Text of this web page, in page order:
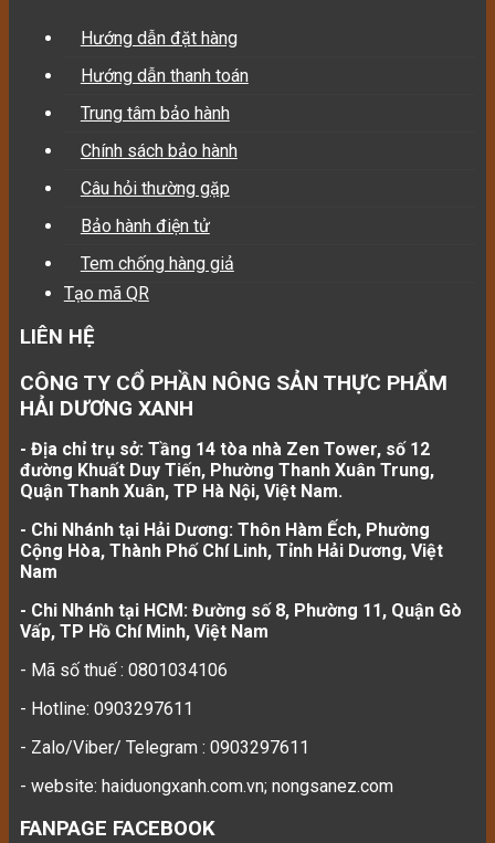
Hướng dẫn đặt hàng
Hướng dẫn thanh toán
Trung tâm bảo hành
Chính sách bảo hành
Câu hỏi thường gặp
Bảo hành điện tử
Tem chống hàng giả
Tạo mã QR
LIÊN HỆ
CÔNG TY CỔ PHẦN NÔNG SẢN THỰC PHẨM
HẢI DƯƠNG XANH
- Địa chỉ trụ sở: Tầng 14 tòa nhà Zen Tower, số 12
đường Khuất Duy Tiến, Phường Thanh Xuân Trung,
Quận Thanh Xuân, TP Hà Nội, Việt Nam.
- Chi Nhánh tại Hải Dương: Thôn Hàm Ếch, Phường
Cộng Hòa, Thành Phố Chí Linh, Tỉnh Hải Dương, Việt
Nam
- Chi Nhánh tại HCM: Đường số 8, Phường 11, Quận Gò
Vấp, TP Hồ Chí Minh, Việt Nam
- Mã số thuế : 0801034106
- Hotline: 0903297611
- Zalo/Viber/ Telegram : 0903297611
- website: haiduongxanh.com.vn; nongsanez.com
FANPAGE FACEBOOK